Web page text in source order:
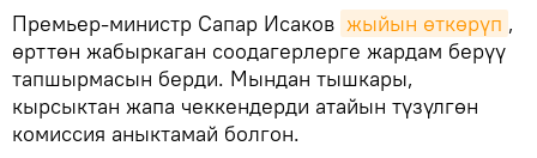
Премьер-министр Сапар Исаков жыйын өткөрүп ,
өрттөн жабыркаган соодагерлерге жардам берүү
тапшырмасын берди. Мындан тышкары,
кырсыктан жапа чеккендерди атайын түзүлгөн
комиссия аныктамай болгон.